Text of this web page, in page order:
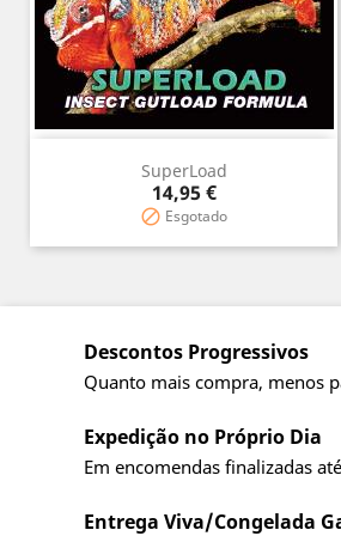
SuperLoad
Preço
14,95 €
 Esgotado
Descontos Progressivos
Quanto mais compra, menos
Expedição no Próprio Dia
Em encomendas finalizadas
Entrega Viva/Congelada